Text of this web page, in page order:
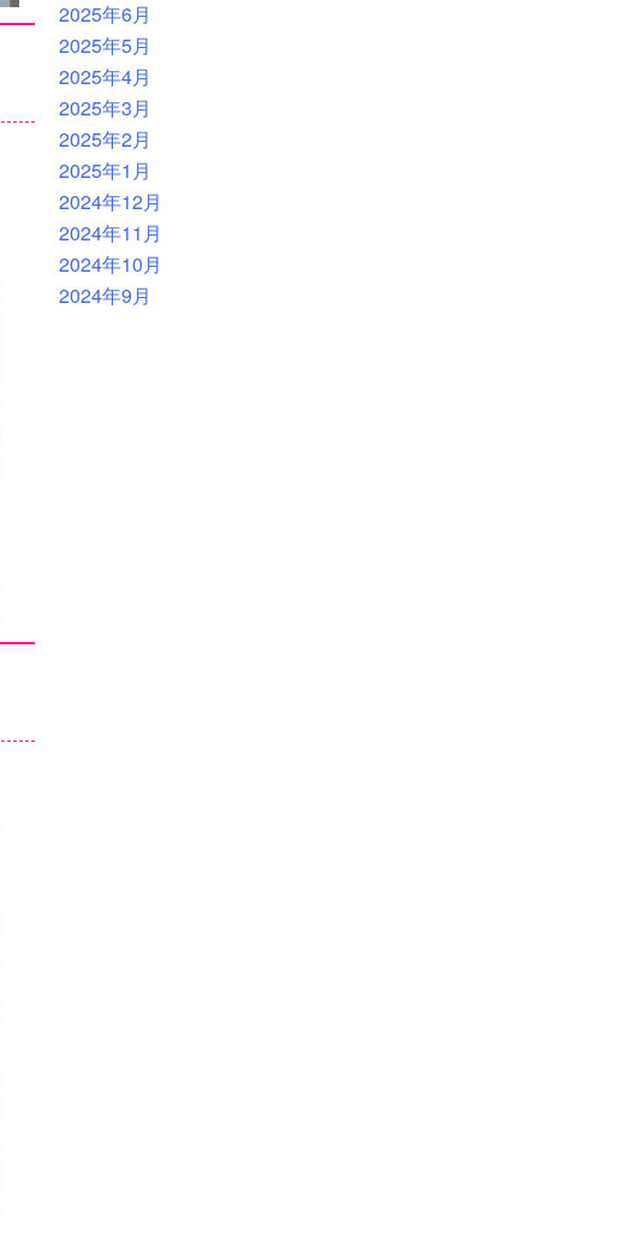
2025年6月
2025年5月
2025年4月
2025年3月
2025年2月
2025年1月
2024年12月
2024年11月
2024年10月
2024年9月